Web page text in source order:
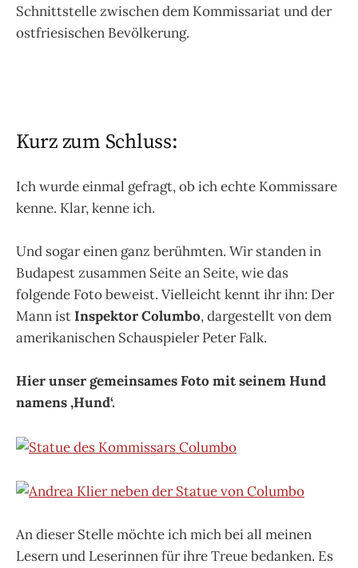
Schnittstelle zwischen dem Kommissariat und der
ostfriesischen Bevölkerung.
Kurz zum Schluss:
Ich wurde einmal gefragt, ob ich echte Kommissare
kenne. Klar, kenne ich.
Und sogar einen ganz berühmten. Wir standen in
Budapest zusammen Seite an Seite, wie das
folgende Foto beweist. Vielleicht kennt ihr ihn: Der
Mann istInspektor Columbo, dargestellt von dem
amerikanischen Schauspieler Peter Falk.
Hier unser gemeinsames Foto mit seinem Hund
namens ‚Hund‘.
An dieser Stelle möchte ich mich bei all meinen
Lesern und Leserinnen für ihre Treue bedanken. Es